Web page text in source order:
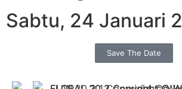
Sabtu, 24 Januari
Save The Date